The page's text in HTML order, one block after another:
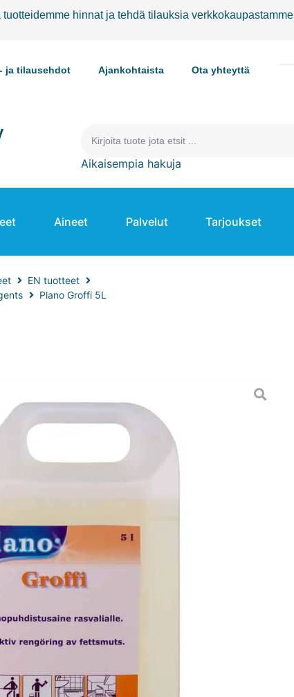
hinnat ja tehdä tilauksia
ja tilausehdot Ajankohtaista Ota yhteyttä
Aikaisempia hakuja
Aineet Palvelut Tarjoukset
EN tuotteet
Plano Groffi 5L